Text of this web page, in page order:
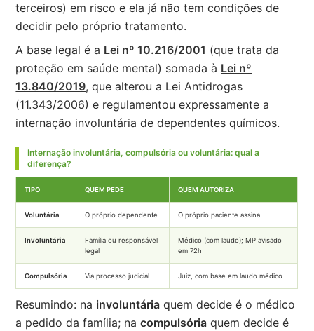
terceiros) em risco e ela já não tem condições de
decidir pelo próprio tratamento.
A base legal é a Lei nº 10.216/2001 (que trata da
proteção em saúde mental) somada à Lei nº
13.840/2019, que alterou a Lei Antidrogas
(11.343/2006) e regulamentou expressamente a
internação involuntária de dependentes químicos.
Internação involuntária, compulsória ou voluntária: qual a
diferença?
TIPO QUEM PEDE QUEM AUTORIZA
Voluntária O próprio dependente O próprio paciente assina
Involuntária
Família ou responsável
legal
Médico (com laudo); MP avisado
em 72h
Compulsória Via processo judicial Juiz, com base em laudo médico
Resumindo: na involuntária quem decide é o médico
a pedido da família; nacompulsória quem decide é